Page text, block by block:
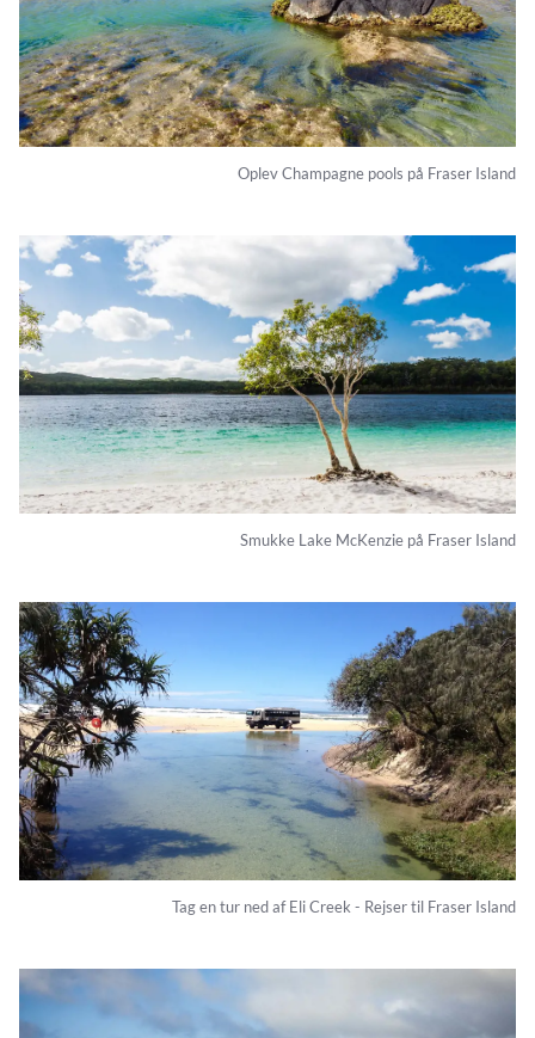
Oplev Champagne pools på Fraser Island
Smukke Lake McKenzie på Fraser Island
Tag en tur ned af Eli Creek - Rejser til Fraser Island